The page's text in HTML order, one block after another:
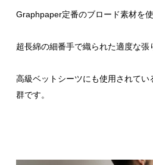
Graphpaper定番のブロード素材を使
超長綿の細番手で織られた適度な張
高級ベットシーツにも使用されてい
群です。